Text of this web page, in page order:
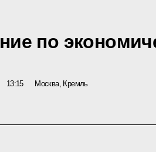
по
13:15 Москва, Кремль